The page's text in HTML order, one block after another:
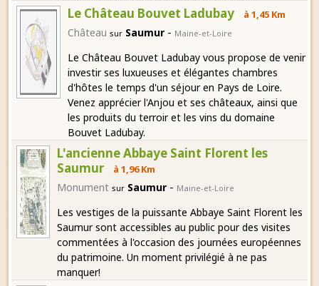
Le Château Bouvet Ladubay à 1,45 Km
Château sur Saumur - Maine-et-Loire
Le Château Bouvet Ladubay vous propose de venir
investir ses luxueuses et élégantes chambres
d'hôtes le temps d'un séjour en Pays de Loire.
Venez apprécier l'Anjou et ses châteaux, ainsi que
les produits du terroir et les vins du domaine
Bouvet Ladubay.
L'ancienne Abbaye Saint Florent les
Saumur
à 1,96 Km
Monument sur Saumur - Maine-et-Loire
Les vestiges de la puissante Abbaye Saint Florent les
Saumur sont accessibles au public pour des visites
commentées à l'occasion des journées européennes
du patrimoine. Un moment privilégié à ne pas
manquer!